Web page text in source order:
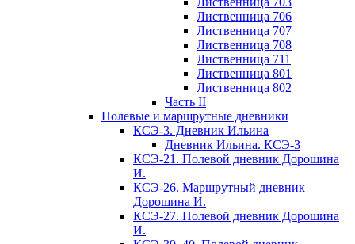
Лиственница 706
Лиственница 707
Лиственница 708
Лиственница 711
Лиственница 801
Лиственница 802
Часть II
Полевые и маршрутные дневники
КСЭ-3. Дневник Ильина
Дневник Ильина. КСЭ-3
КСЭ-21. Полевой дневник Дорошина
И.
КСЭ-26. Маршрутный дневник
Дорошина И.
КСЭ-27. Полевой дневник Дорошина
И.